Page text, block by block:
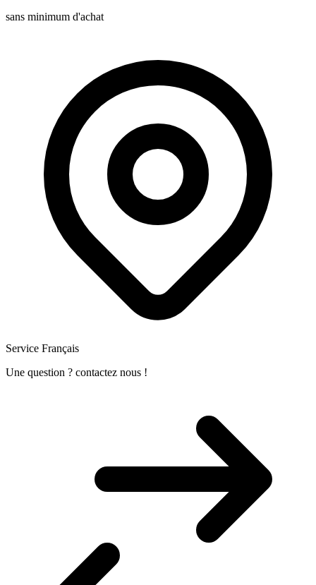
sans minimum d'achat
Service Français
Une question ? contactez nous !